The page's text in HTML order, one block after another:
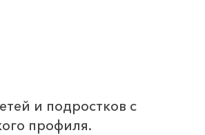
и подростков с
профиля.